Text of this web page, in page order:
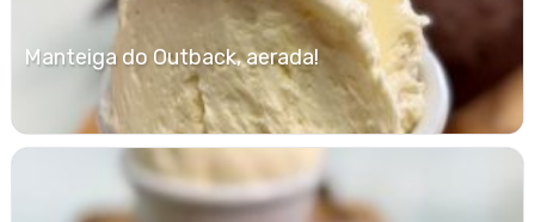
Manteiga do Outback, aerada!